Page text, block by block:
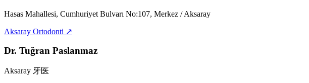
Hasas Mahallesi, Cumhuriyet Bulvarı No:107, Merkez / Aksaray
Aksaray Ortodonti ↗
Dr. Tuğran Paslanmaz
Aksaray 牙医